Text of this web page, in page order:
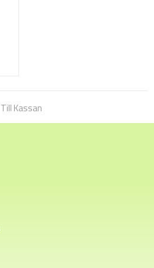
Till Kassan